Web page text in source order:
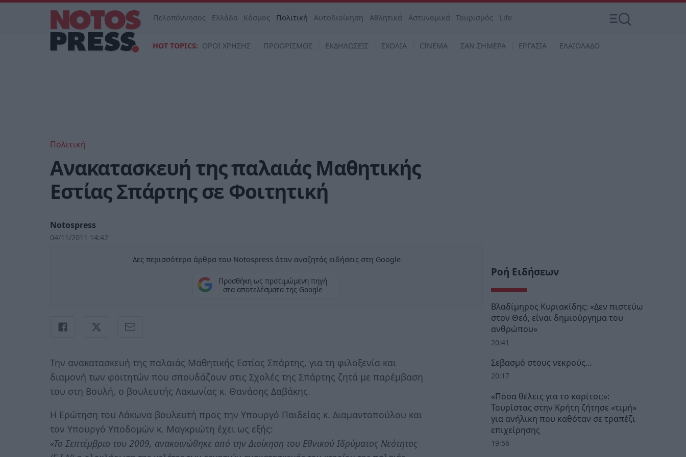
Πελοπόννησος Ελλάδα Κόσμος Πολιτική Αυτοδιοίκηση Αθλητικά Αστυνομικά Τουρισμός Life
HOT TOPICS: ΟΡΟΙ ΧΡΗΣΗΣ ΠΡΟΟΡΙΣΜΟΣ ΕΚΔΗΛΩΣΕΙΣ ΣΧΟΛΙΑ CINEMA ΣΑΝ ΣΗΜΕΡΑ ΕΡΓΑΣΙΑ ΕΛΑΙΟΛΑΔΟ
Πολιτική
Ανακατασκευή της παλαιάς Μαθητικής
Εστίας Σπάρτης σε Φοιτητική
Notospress
04/11/2011 14:42
Δες περισσότερα άρθρα του Notospress όταν αναζητάς ειδήσεις στη Google
Προσθήκη ως προτιμώμενη πηγή
στα αποτελέσματα της Google
Την ανακατασκευή της παλαιάς Μαθητικής Εστίας Σπάρτης, για τη φιλοξενία και
διαμονή των φοιτητών που σπουδάζουν στις Σχολές της Σπάρτης ζητά με παρέμβαση
του στη Βουλή, ο βουλευτής Λακωνίας κ. Θανάσης Δαβάκης.
Η Ερώτηση του Λάκωνα βουλευτή προς την Υπουργό Παιδείας κ. Διαμαντοπούλου και
τον Υπουργό Υποδομών κ. Μαγκριώτη έχει ως εξής:
«Το Σεπτέμβριο του 2009, ανακοινώθηκε από την Διοίκηση του Εθνικού Ιδρύματος Νεότητος
Ροή Ειδήσεων
Βλαδίμηρος Κυριακίδης: «Δεν πιστεύω
στον Θεό, είναι δημιούργημα του
ανθρώπου»
20:41
Σεβασμό στους νεκρούς…
20:17
«Πόσα θέλεις για το κορίτσι;»:
Τουρίστας στην Κρήτη ζήτησε «τιμή»
για ανήλικη που καθόταν σε τραπέζι
επιχείρησης
19:56